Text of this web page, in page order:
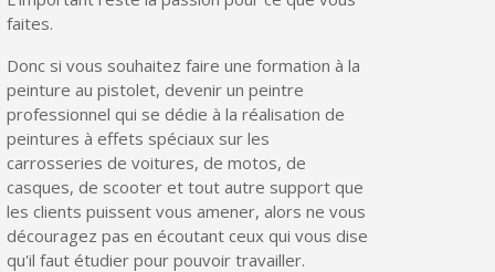
faites.
Donc si vous souhaitez faire une formation à la
peinture au pistolet, devenir un peintre
professionnel qui se dédie à la réalisation de
peintures à effets spéciaux sur les
carrosseries de voitures, de motos, de
casques, de scooter et tout autre support que
les clients puissent vous amener, alors ne vous
découragez pas en écoutant ceux qui vous dise
qu'il faut étudier pour pouvoir travailler.